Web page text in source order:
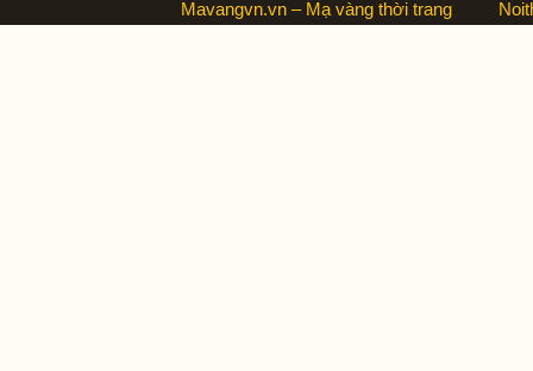
Mavangvn.vn – Mạ vàng thời trang